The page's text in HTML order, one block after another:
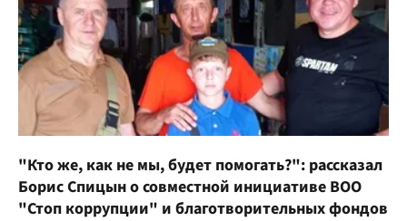
"Кто же, как не мы, будет помогать?": рассказал
Борис Спицын о совместной инициативе ВОО
"Стоп коррупции" и благотворительных фондов